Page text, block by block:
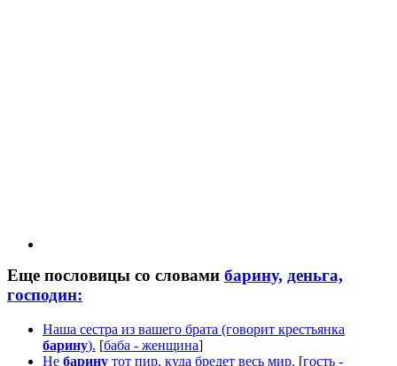
Еще пословицы со словами барину, деньга,
господин:
Наша сестра из вашего брата (говорит крестьянка
барину). [баба - женщина]
Не барину тот пир, куда бредет весь мир. [гость -